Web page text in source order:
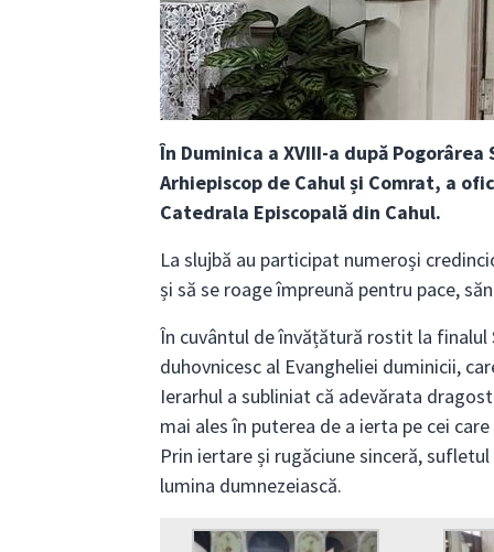
În Duminica a XVIII-a după
Arhiepiscop de Cahul și Comrat, a
Catedrala Episcopală din Cahul.
La slujbă au participat numeroși
și să se roage împreună pentru pace,
În cuvântul de învățătură rostit la
duhovnicesc al Evangheliei duminicii,
Ierarhul a subliniat că adevărata
mai ales în puterea de a ierta pe cei
Prin iertare și rugăciune sinceră,
lumina dumnezeiască.